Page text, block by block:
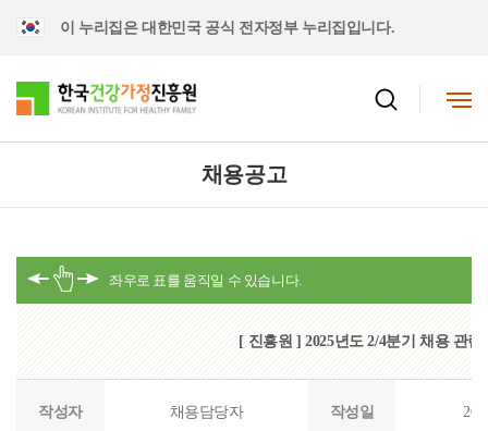
이 누리집은 대한민국 공식 전자정부 누리집입니다.
채용공고
[ 진흥원 ] 2025년도 2/4분기 채용 관
작성자 채용담당자 작성일